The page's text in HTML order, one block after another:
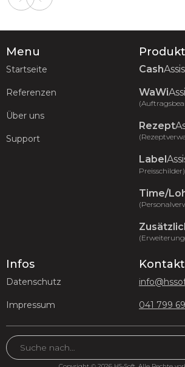
Menu
Startseite
Referenzen
Über uns
Support
Cash
WaWi
Rezept
Label
Preisschilder)
Time/
Infos
Datenschutz
Impressum
Kontakt
041 799